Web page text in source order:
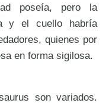
poseía, pero la
y el cuello habría
quienes por
en forma sigilosa.
son variados.